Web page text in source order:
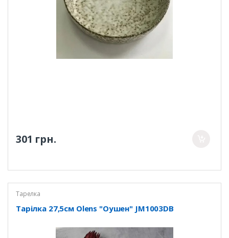
301 грн.
Тарелка
Тарілка 27,5см Olens "Оушен" JM1003DB